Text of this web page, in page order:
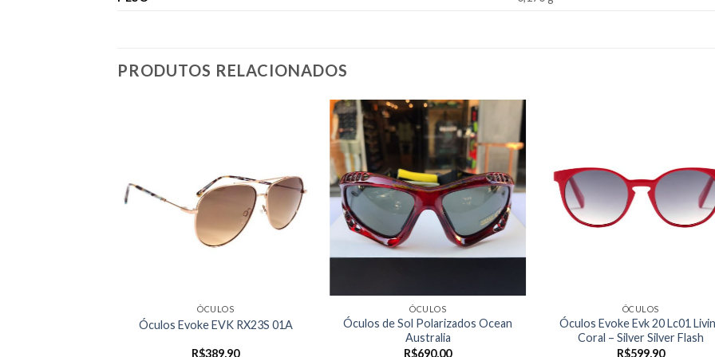
PRODUTOS RELACIONADOS
ÓCULOS
Óculos Evoke EVK RX23S 01A
R$389,90
ÓCULOS
Óculos de Sol Polarizados Ocean
Australia
R$690,00
ÓCULOS
Óculos Evoke Evk 20 Lc01
Coral – Silver Silver Flash
R$599,90